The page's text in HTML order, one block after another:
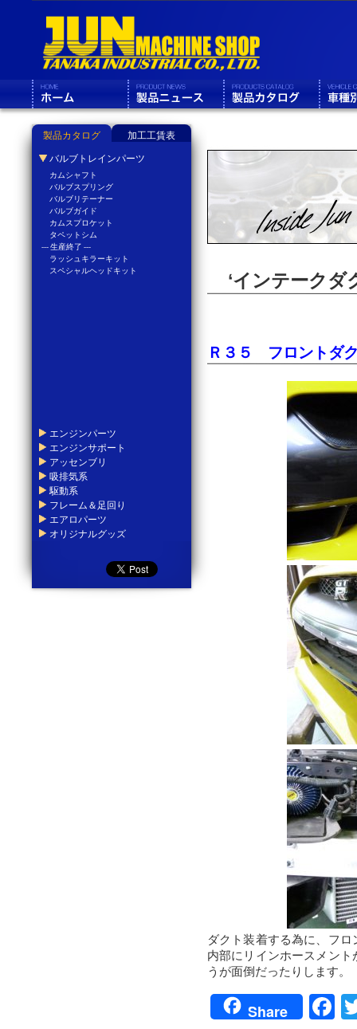
‘インテークダ
Ｒ３５ フロントダ
ダクト装着する為に、フ
内部にリインホースメン
うが面倒だったりします。
Share
製品カタログ 加工工賃表
バルブトレインパーツ
カムシャフト
バルブスプリング
バルブリテーナー
バルブガイド
カムスプロケット
タペットシム
--- 生産終了 ---
ラッシュキラーキット
スペシャルヘッドキット
エンジンパーツ
エンジンサポート
アッセンブリ
吸排気系
駆動系
フレーム＆足回り
エアロパーツ
オリジナルグッズ